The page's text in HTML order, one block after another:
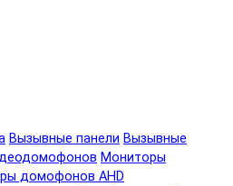
Вызывные панели Вызывные
Мониторы
домофонов AHD